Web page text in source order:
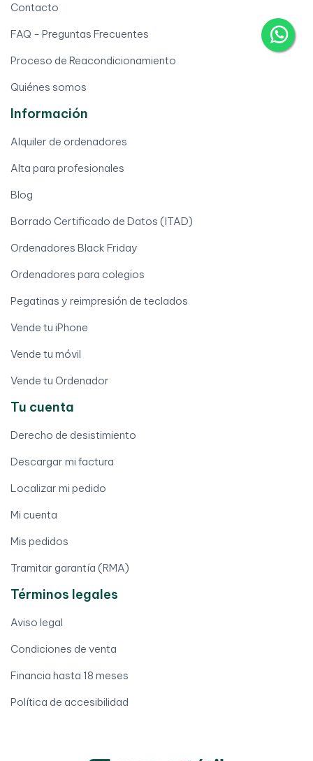
Contacto
FAQ - Preguntas Frecuentes
Proceso de Reacondicionamiento
Quiénes somos
Información
Alquiler de ordenadores
Alta para profesionales
Blog
Borrado Certificado de Datos (ITAD)
Ordenadores Black Friday
Ordenadores para colegios
Pegatinas y reimpresión de teclados
Vende tu iPhone
Vende tu móvil
Vende tu Ordenador
Tu cuenta
Derecho de desistimiento
Descargar mi factura
Localizar mi pedido
Mi cuenta
Mis pedidos
Tramitar garantía (RMA)
Términos legales
Aviso legal
Condiciones de venta
Financia hasta 18 meses
Política de accesibilidad